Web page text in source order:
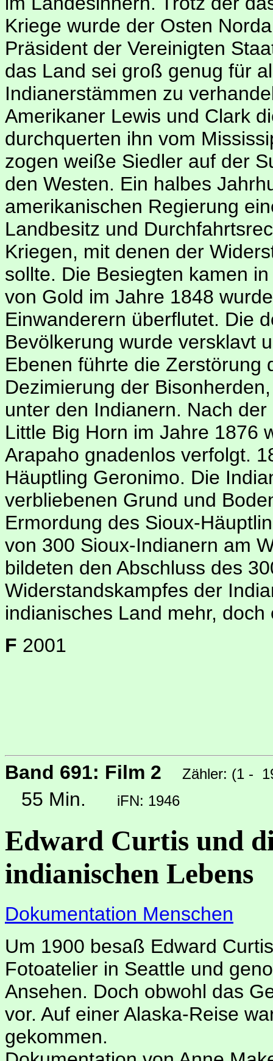
Kriege wurde der Osten
Präsident der Vereinigten
das Land sei groß genug für
Indianerstämmen zu
Amerikaner Lewis und Clark
durchquerten ihn vom
zogen weiße Siedler auf der
den Westen. Ein halbes
amerikanischen Regierung
Landbesitz und
Kriegen, mit denen der
sollte. Die Besiegten kamen
von Gold im Jahre 1848
Einwanderern überflutet. Die
Bevölkerung wurde versklavt
Ebenen führte die Zerstörung
Dezimierung der
unter den Indianern. Nach
Little Big Horn im Jahre 1876
Arapaho gnadenlos verfolgt.
Häuptling Geronimo. Die
verbliebenen Grund und
Ermordung des Sioux-
von 300 Sioux-Indianern am
bildeten den Abschluss des
Widerstandskampfes der
indianisches Land mehr,
F 2001
Band 691: Film 2 Zähler: (1 -
55 Min. iFN: 1946
Edward Curtis und
indianischen Lebens
Dokumentation Menschen
Um 1900 besaß Edward
Fotoatelier in Seattle und
Ansehen. Doch obwohl das
vor. Auf einer Alaska-Reise
gekommen.